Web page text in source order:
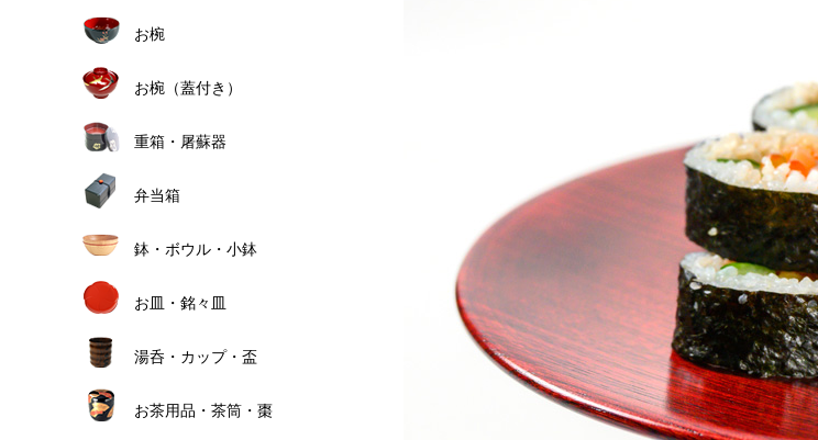
お椀
お椀（蓋付き）
重箱・屠蘇器
弁当箱
鉢・ボウル・小鉢
お皿・銘々皿
湯呑・カップ・盃
お茶用品・茶筒・棗